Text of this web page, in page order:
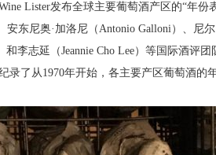
Lister发布全球主要葡萄酒产区的“年份表
安东尼奥·加洛尼（Antonio Galloni）、尼
和李志延（Jeannie Cho Lee）等国际酒
录了从1970年开始，各主要产区葡萄酒的